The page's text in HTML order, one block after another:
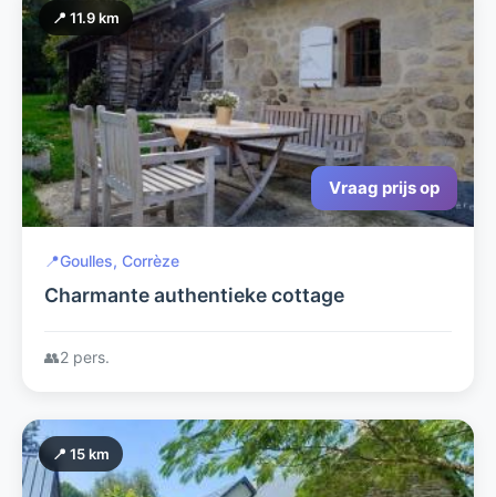
📍 11.9 km
Vraag prijs op
📍Goulles, Corrèze
Charmante authentieke cottage
👥2 pers.
📍 15 km